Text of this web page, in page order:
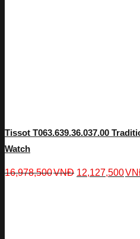
Tissot T063.639.36.037.00
Watch
16,978,500VNĐ 12,127,500